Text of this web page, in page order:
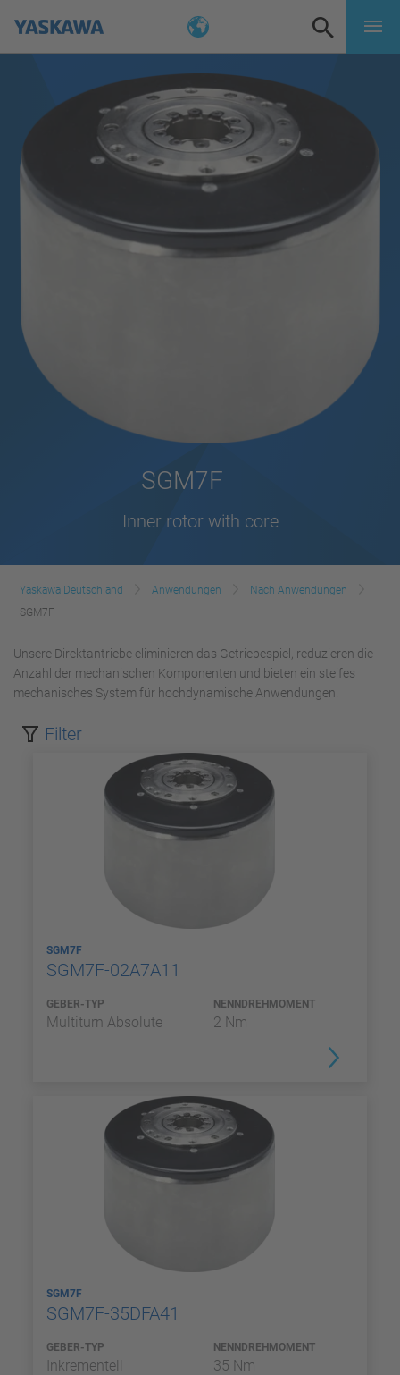
SGM7F
Inner rotor with core
Yaskawa Deutschland Anwendungen
Nach Anwendungen
SGM7F
Unsere Direktantriebe eliminieren das Getriebespiel, reduzieren die
Anzahl der mechanischen Komponenten und bieten ein steifes
mechanisches System für hochdynamische Anwendungen.
Filter
SGM7F
SGM7F-02A7A11
GEBER-TYP
Multiturn Absolute
NENNDREHMOMENT
2 Nm
SGM7F
SGM7F-35DFA41
GEBER-TYP
Inkrementell
NENNDREHMOMENT
35 Nm